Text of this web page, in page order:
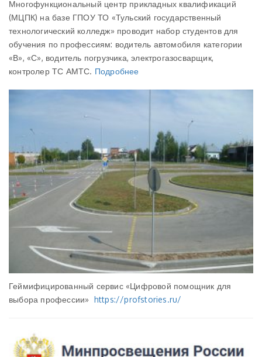
Многофункциональный центр прикладных квалификаций
(МЦПК) на базе ГПОУ ТО «Тульский государственный
технологический колледж» проводит набор студентов для
обучения по профессиям: водитель автомобиля категории
«В», «С», водитель погрузчика, электрогазосварщик,
контролер ТС АМТС. Подробнее
Геймифицированный сервис «Цифровой помощник для
выбора профессии» https://profstories.ru/